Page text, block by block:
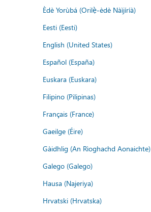
Èdè Yorùbá (Orilẹ̀-èdè Nàìjíríà)
Eesti (Eesti)
English (United States)
Español (España)
Euskara (Euskara)
Filipino (Pilipinas)
Français (France)
Gaeilge (Éire)
Gàidhlig (An Rìoghachd Aonaichte)
Galego (Galego)
Hausa (Najeriya)
Hrvatski (Hrvatska)